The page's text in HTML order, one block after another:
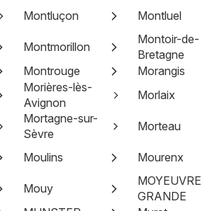
Montluçon Montluel
Montmorillon
Montoir-de-
Bretagne
Montrouge
Morangis
Morières-lès-
Avignon
Morlaix
Mortagne-sur-
Sèvre
Morteau
Moulins
Mourenx
Mouy
MOYEUVRE
GRANDE